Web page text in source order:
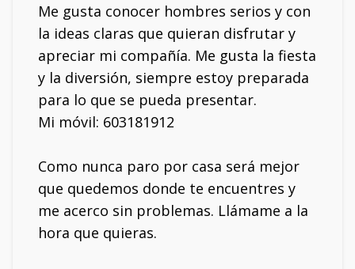
Me gusta conocer hombres serios y con
la ideas claras que quieran disfrutar y
apreciar mi compañía. Me gusta la fiesta
y la diversión, siempre estoy preparada
para lo que se pueda presentar.
Mi móvil: 603181912
Como nunca paro por casa será mejor
que quedemos donde te encuentres y
me acerco sin problemas. Llámame a la
hora que quieras.